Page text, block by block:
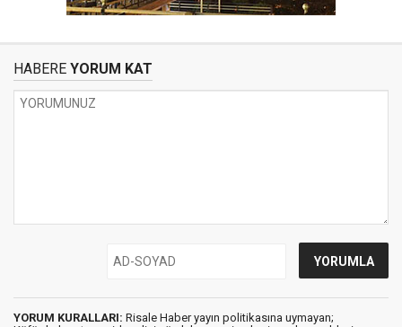
HABERE YORUM KAT
YORUM KURALLARI: Risale Haber yayın politikasına uymayan;